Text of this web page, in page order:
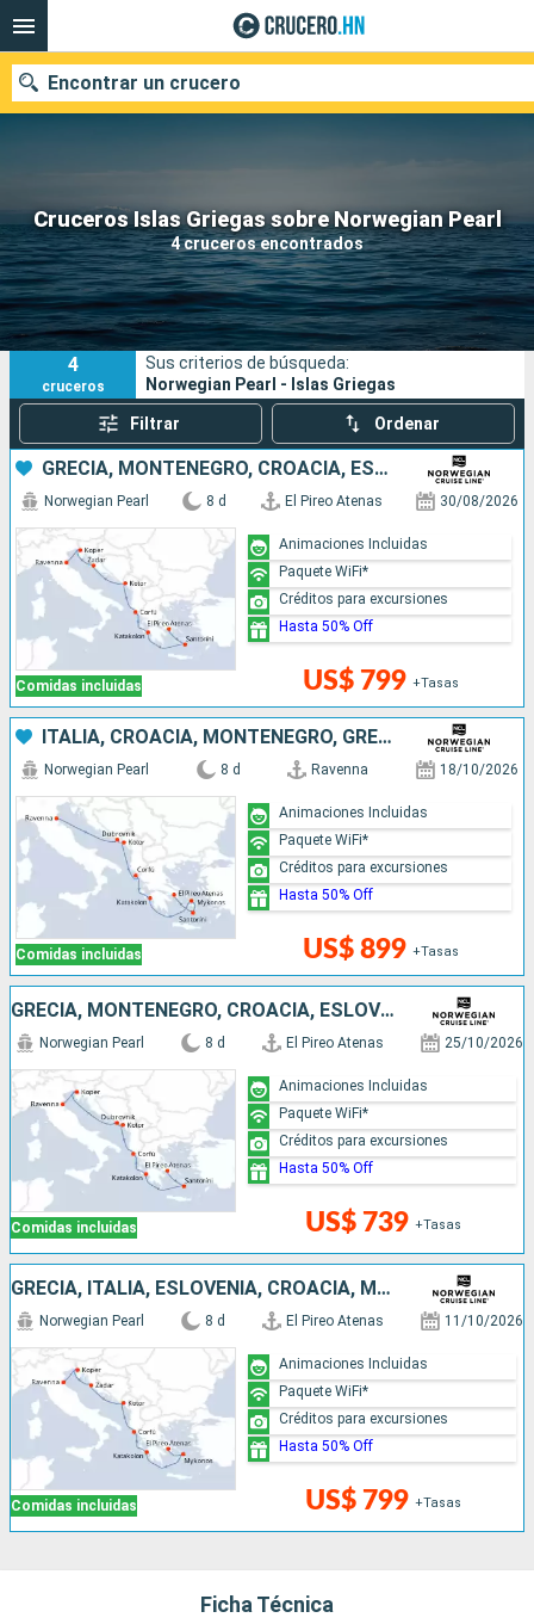
Cruceros Islas Griegas sobre Norwegian Pearl
4 cruceros encontrados
Encontrar un crucero
Nuestros destinos
Fecha de salida
Puertos Compañías
Buscar
4
cruceros
Sus criterios de búsqueda:
Norwegian Pearl - Islas Griegas
Filtrar Ordenar
GRECIA, MONTENEGRO, CROACIA, ESLOVENIA, ITALIA
Comidas incluidas
Norwegian Pearl 8 d El Pireo Atenas 30/08/2026
US$ 799 +Tasas
Animaciones Incluidas
Paquete WiFi*
Créditos para excursiones
Hasta 50% Off
ITALIA, CROACIA, MONTENEGRO, GRECIA
Comidas incluidas
Norwegian Pearl 8 d Ravenna 18/10/2026
US$ 899 +Tasas
Animaciones Incluidas
Paquete WiFi*
Créditos para excursiones
Hasta 50% Off
GRECIA, MONTENEGRO, CROACIA, ESLOVENIA, ITALIA
Comidas incluidas
Norwegian Pearl 8 d El Pireo Atenas 25/10/2026
US$ 739 +Tasas
Animaciones Incluidas
Paquete WiFi*
Créditos para excursiones
Hasta 50% Off
GRECIA, ITALIA, ESLOVENIA, CROACIA, MONTENEGRO
Comidas incluidas
Norwegian Pearl 8 d El Pireo Atenas 11/10/2026
US$ 799 +Tasas
Animaciones Incluidas
Paquete WiFi*
Créditos para excursiones
Hasta 50% Off
Ficha Técnica